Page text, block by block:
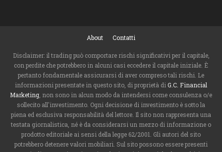
About Contatti
Disclaimer: il trading può comportare rischi significativi per il capitale,
con perdite che potrebbero in alcuni casi eccedere il capitale iniziale. È
pertanto fondamentale assicurarsi di aver compreso tali rischi. Le
informazioni presentate in questo sito, di proprietà di G.C. Financial
Marketing , non sono in alcun modo da intendersi come consulenza o/e
sollecito all'investimento. Ogni decisione di investimento è sotto la
piena ed esclusiva responsabilità del lettore. Il sito non rappresenta una
testata giornalistica, né è da considerarsi un mezzo di informazione o
prodotto editoriale ai sensi della legge 62/2001. Gli autori del sito
potrebbero detenere valori mobiliari. Sul sito possono essere presenti